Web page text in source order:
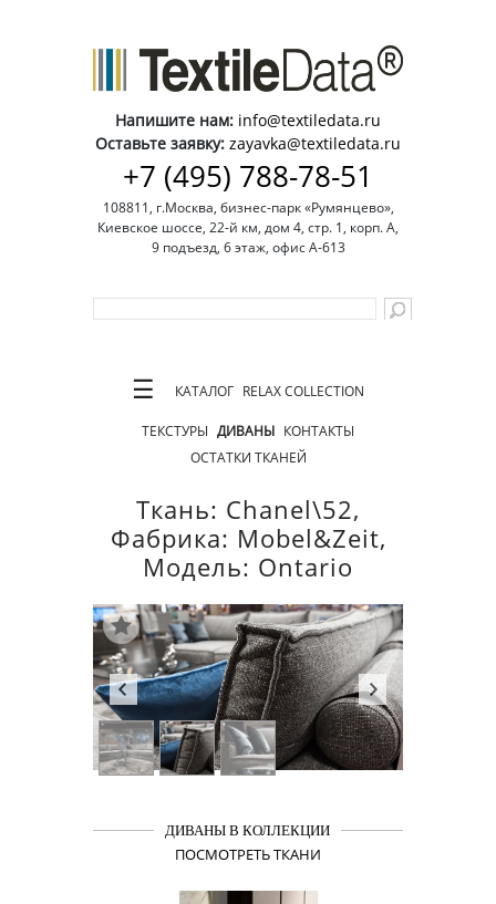
Напишите нам: info@textiledata.ru
Оставьте заявку: zayavka@textiledata.ru
+7 (495) 788-78-51
108811, г.Москва, бизнес-парк «Румянцево»,
Киевское шоссе, 22-й км, дом 4, стр. 1, корп. А,
9 подъезд, 6 этаж, офис А-613
☰ КАТАЛОГ RELAX COLLECTION
ТЕКСТУРЫ ДИВАНЫ КОНТАКТЫ
ОСТАТКИ ТКАНЕЙ
Ткань: Chanel\52,
Фабрика: Mobel&Zeit,
Модель: Ontario
ДИВАНЫ В КОЛЛЕКЦИИ
ПОСМОТРЕТЬ ТКАНИ